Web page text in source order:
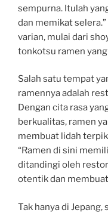
sempurna. Itulah
dan memikat
varian, mulai dari
tonkotsu ramen
Salah satu tempat
ramennya adalah
Dengan cita rasa
berkualitas, ramen
membuat lidah
“Ramen di sini
ditandingi oleh
otentik dan
Tak hanya di